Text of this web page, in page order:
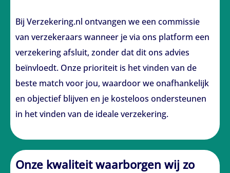
Bij Verzekering.nl ontvangen we een commissie
van verzekeraars wanneer je via ons platform een
verzekering afsluit, zonder dat dit ons advies
beïnvloedt. Onze prioriteit is het vinden van de
beste match voor jou, waardoor we onafhankelijk
en objectief blijven en je kosteloos ondersteunen
in het vinden van de ideale verzekering.
Onze kwaliteit waarborgen wij zo